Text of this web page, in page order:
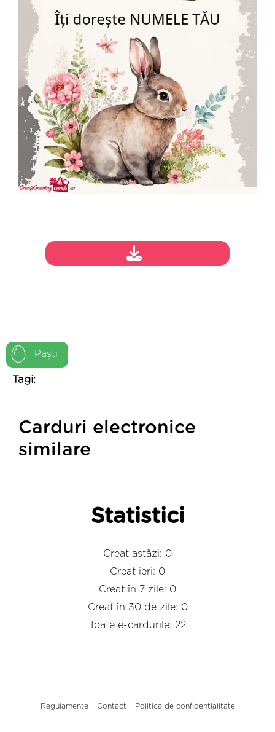
Paști
Tagi:
Carduri electronice
similare
Statistici
Creat astăzi: 0
Creat ieri: 0
Creat în 7 zile: 0
Creat în 30 de zile: 0
Toate e-cardurile: 22
Regulamente Contact Politica de confidențialitate